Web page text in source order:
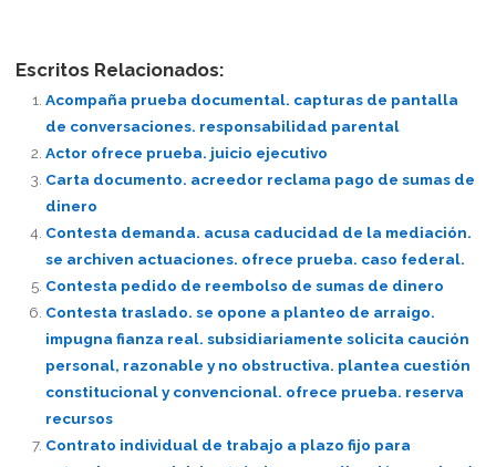
Escritos Relacionados:
Acompaña prueba documental. capturas de pantalla
de conversaciones. responsabilidad parental
Actor ofrece prueba. juicio ejecutivo
Carta documento. acreedor reclama pago de sumas de
dinero
Contesta demanda. acusa caducidad de la mediación.
se archiven actuaciones. ofrece prueba. caso federal.
Contesta pedido de reembolso de sumas de dinero
Contesta traslado. se opone a planteo de arraigo.
impugna fianza real. subsidiariamente solicita caución
personal, razonable y no obstructiva. plantea cuestión
constitucional y convencional. ofrece prueba. reserva
recursos
Contrato individual de trabajo a plazo fijo para